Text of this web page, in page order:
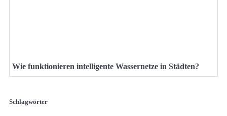
Wie funktionieren intelligente Wassernetze in Städten?
Schlagwörter